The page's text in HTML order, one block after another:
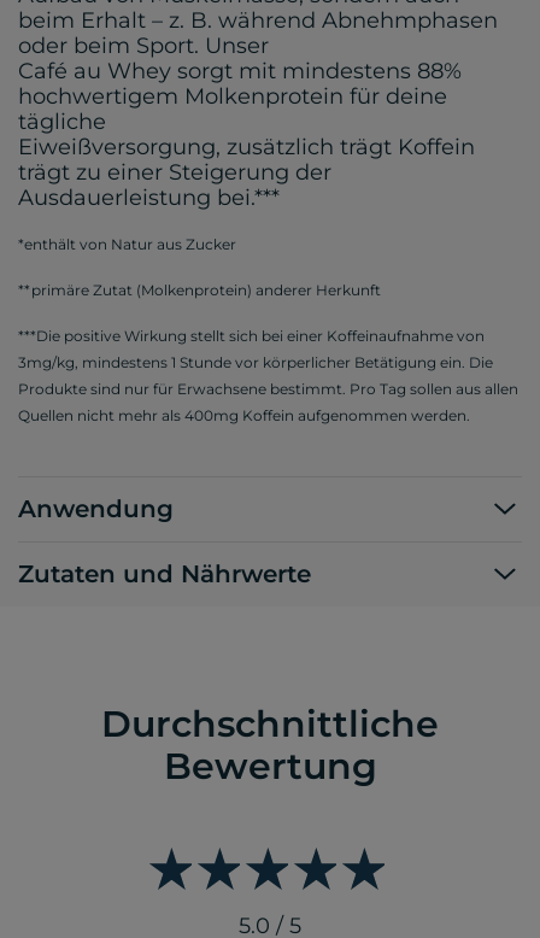
beim Erhalt – z. B. während Abnehmphasen
oder beim Sport. Unser
Café au Whey sorgt mit mindestens 88%
hochwertigem Molkenprotein für deine
tägliche
Eiweißversorgung, zusätzlich trägt Koffein
trägt zu einer Steigerung der
Ausdauerleistung bei.***
*enthält von Natur aus Zucker
**primäre Zutat (Molkenprotein) anderer Herkunft
***Die positive Wirkung stellt sich bei einer Koffeinaufnahme von
3mg/kg, mindestens 1 Stunde vor körperlicher Betätigung ein. Die
Produkte sind nur für Erwachsene bestimmt. Pro Tag sollen aus allen
Quellen nicht mehr als 400mg Koffein aufgenommen werden.
Anwendung
Zutaten und Nährwerte
Durchschnittliche
Bewertung
5.0 / 5